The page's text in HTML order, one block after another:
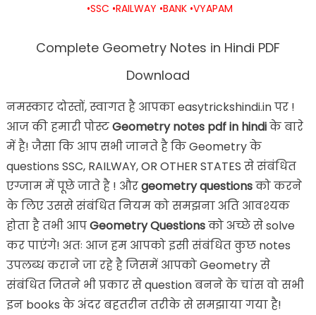
•SSC •RAILWAY •BANK •VYAPAM
Complete Geometry Notes in Hindi PDF
Download
नमस्कार दोस्तों,स्वागत है आपका easytrickshindi.in पर !
आज की हमारी पोस्टGeometry notes pdf in hindiके बारे
में है! जैसा कि आप सभी जानते है कि Geometry के
questions SSC, RAILWAY, OR OTHER STATES से संबंधित
एग्जाम में पूछे जाते है ! औरgeometry questionsको करने
के लिए उससे संबंधित नियम को समझना अति आवश्यक
होता है तभी आपGeometry Questionsको अच्छे से solve
कर पाएंगे! अतः आज हम आपको इसी संबंधित कुछ notes
उपलब्ध कराने जा रहे है जिसमें आपको Geometry से
संबंधित जितने भी प्रकार से question बनने के चांस वो सभी
इन books के अंदर बहतरीन तरीके से समझाया गया है!